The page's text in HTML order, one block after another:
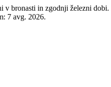
bronasti in zgodnji železni dobi.
7 avg. 2026.